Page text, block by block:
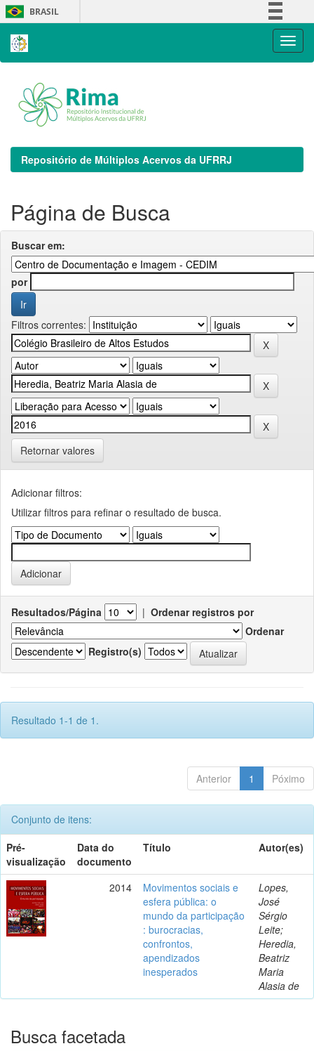
Skip
navigation
BRASIL
Repositório de Múltiplos Acervos da UFRRJ
Página de Busca
Buscar em:
por
Filtros correntes:
Retornar valores
Adicionar filtros:
Utilizar filtros para refinar o resultado de busca.
Resultados/Página | Ordenar registros por
Ordenar
Registro(s)
Resultado 1-1 de 1.
Anterior 1 Póximo
Conjunto de itens:
Pré-
visualização
Data do
documento
Título Autor(es)
2014
Movimentos sociais e
esfera pública: o
mundo da participação
: burocracias,
confrontos,
apendizados
inesperados
Lopes,
José
Sérgio
Leite;
Heredia,
Beatriz
Maria
Alasia de
Busca facetada